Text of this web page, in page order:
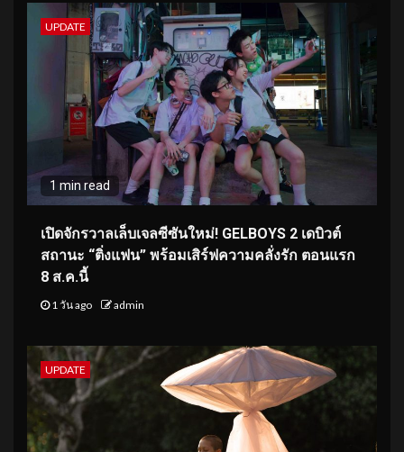
UPDATE
1 min read
เปิดจักรวาลเล็บเจลซีซันใหม่! GELBOYS 2 เดบิวต์
สถานะ “ติ่งแฟน” พร้อมเสิร์ฟความคลั่งรัก ตอนแรก
8 ส.ค.นี้
1 วัน ago admin
UPDATE